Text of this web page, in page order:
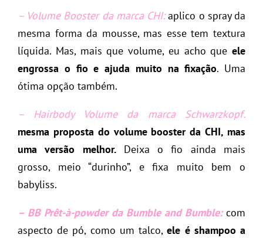
– Volume Booster da marca CHI:aplico o spray da
mesma forma da mousse, mas esse tem textura
líquida. Mas, mais que volume, eu acho que ele
engrossa o fio e ajuda muito na fixação. Uma
ótima opção também.
– Hairbody Volume da marca Schwarzkopf:
mesma proposta do volume booster da CHI, mas
uma versão melhor.Deixa o fio ainda mais
grosso, meio “durinho”, e fixa muito bem o
babyliss.
– BB Prêt-à-powder da Bumble and Bumble: com
aspecto de pó, como um talco,ele é shampoo a